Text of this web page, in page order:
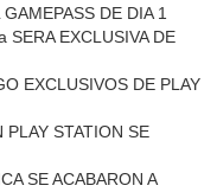
DE DIA 1
SERA EXCLUSIVA DE
EXCLUSIVOS DE PLAY
PLAY STATION SE
SE ACABARON A